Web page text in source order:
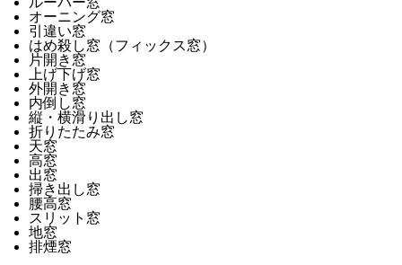
オーニング窓
引違い窓
はめ殺し窓（フィックス窓）
片開き窓
上げ下げ窓
外開き窓
内倒し窓
縦・横滑り出し窓
折りたたみ窓
天窓
高窓
出窓
掃き出し窓
腰高窓
スリット窓
地窓
排煙窓